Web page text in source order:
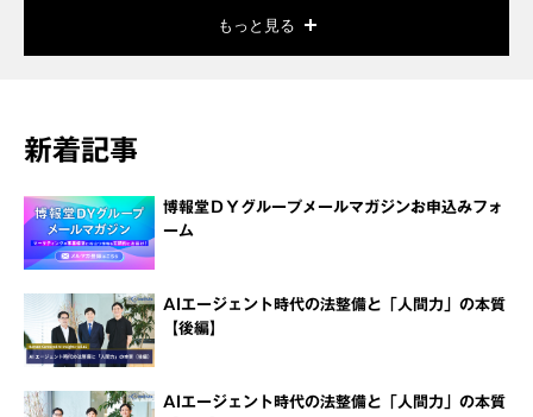
もっと見る
新着記事
博報堂ＤＹグループメールマガジンお申込みフォ
ーム
AIエージェント時代の法整備と「人間力」の本質
【後編】
AIエージェント時代の法整備と「人間力」の本質